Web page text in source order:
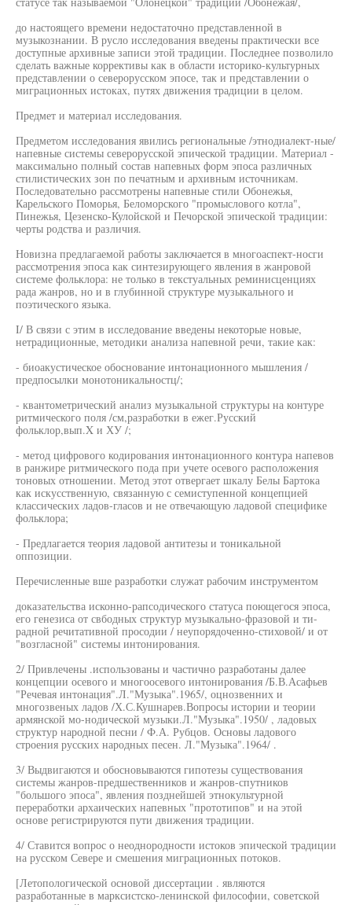
до настоящего времени недостаточно представленной в
музыкознании. В русло исследования введены практически все
доступные архивные записи этой традиции. Последнее позволило
сделать важные коррективы как в области историко-культурных
представлении о северорусском эпосе, так и представлении о
миграционных истоках, путях движения традиции в целом.
Предмет и материал исследования.
Предметом исследования явились региональные /этнодиалект-ные/
напевные системы северорусской эпической традиции. Материал -
максимально полный состав напевных форм эпоса различных
стилистических зон по печатным и архивным источникам.
Последовательно рассмотрены напевные стили Обонежья,
Карельского Поморья, Беломорского "промыслового котла",
Пинежья, Цезенско-Кулойской и Печорской эпической традиции:
черты родства и различия.
Новизна предлагаемой работы заключается в многоаспект-носги
рассмотрения эпоса как синтезирующего явления в жанровой
системе фольклора: не только в текстуальных реминисценциях
рада жанров, но и в глубинной структуре музыкального и
поэтического языка.
I/ В связи с этим в исследование введены некоторые новые,
нетрадиционные, методики анализа напевной речи, такие как:
- биоакустическое обоснование интонационного мышления /
предпосылки монотоникальностц/;
- квантометрический анализ музыкальной структуры на контуре
ритмического поля /см,разработки в ежег.Русский
фольклор,вып.X и ХУ /;
- метод цифрового кодирования интонационного контура напевов
в ранжире ритмического пода при учете осевого расположения
тоновых отношении. Метод этот отвергает шкалу Белы Бартока
как искусственную, связанную с семиступенной концепцией
классических ладов-гласов и не отвечающую ладовой специфике
фольклора;
- Предлагается теория ладовой антитезы и тоникальной
оппозиции.
Перечисленные вше разработки служат рабочим инструментом
доказательства исконно-рапсодического статуса поющегося эпоса,
его генезиса от свбодных структур музыкально-фразовой и ти-
радной речитативной просодии / неупорядоченно-стиховой/ и от
"возгласной" системы интонирования.
2/ Привлечены .использованы и частично разработаны далее
концепции осевого и многоосевого интонирования /Б.В.Асафьев
"Речевая интонация".Л."Музыка".1965/, оцнозвенних и
многозвеных ладов /Х.С.Кушнарев.Вопросы истории и теории
армянской мо-нодической музыки.Л."Музыка".1950/ , ладовых
структур народной песни / Ф.А. Рубцов. Основы ладового
строения русских народных песен. Л."Музыка".1964/ .
3/ Выдвигаются и обосновываются гипотезы существования
системы жанров-предшественников и жанров-спутников
"большого эпоса", явления позднейшей этнокультурной
переработки архаических напевных "прототипов" и на этой
основе регистрируются пути движения традиции.
4/ Ставится вопрос о неоднородности истоков эпической традиции
на русском Севере и смешения миграционных потоков.
[Летопологической основой диссертации . являются
разработанные в марксистско-ленинской философии, советской